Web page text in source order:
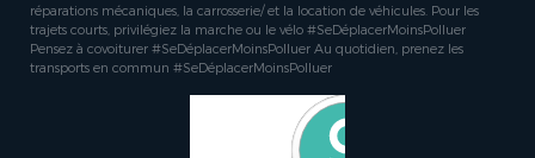
réparations mécaniques, la carrosserie/ et la location de véhicules. Pour les
trajets courts, privilégiez la marche ou le vélo #SeDéplacerMoinsPolluer
Pensez à covoiturer #SeDéplacerMoinsPolluer Au quotidien, prenez les
transports en commun #SeDéplacerMoinsPolluer